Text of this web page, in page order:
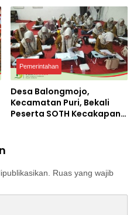
Pendidikan
Pemerintahan
Desa Balongmojo,
Kecamatan Puri, Bekali
Peserta SOTH Kecakapan
Ruas yang wajib